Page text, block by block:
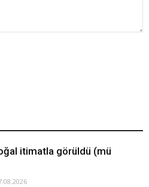
itimatla görüldü (mü